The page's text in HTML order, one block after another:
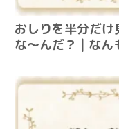
おしりを半分だ
な～んだ？ | な